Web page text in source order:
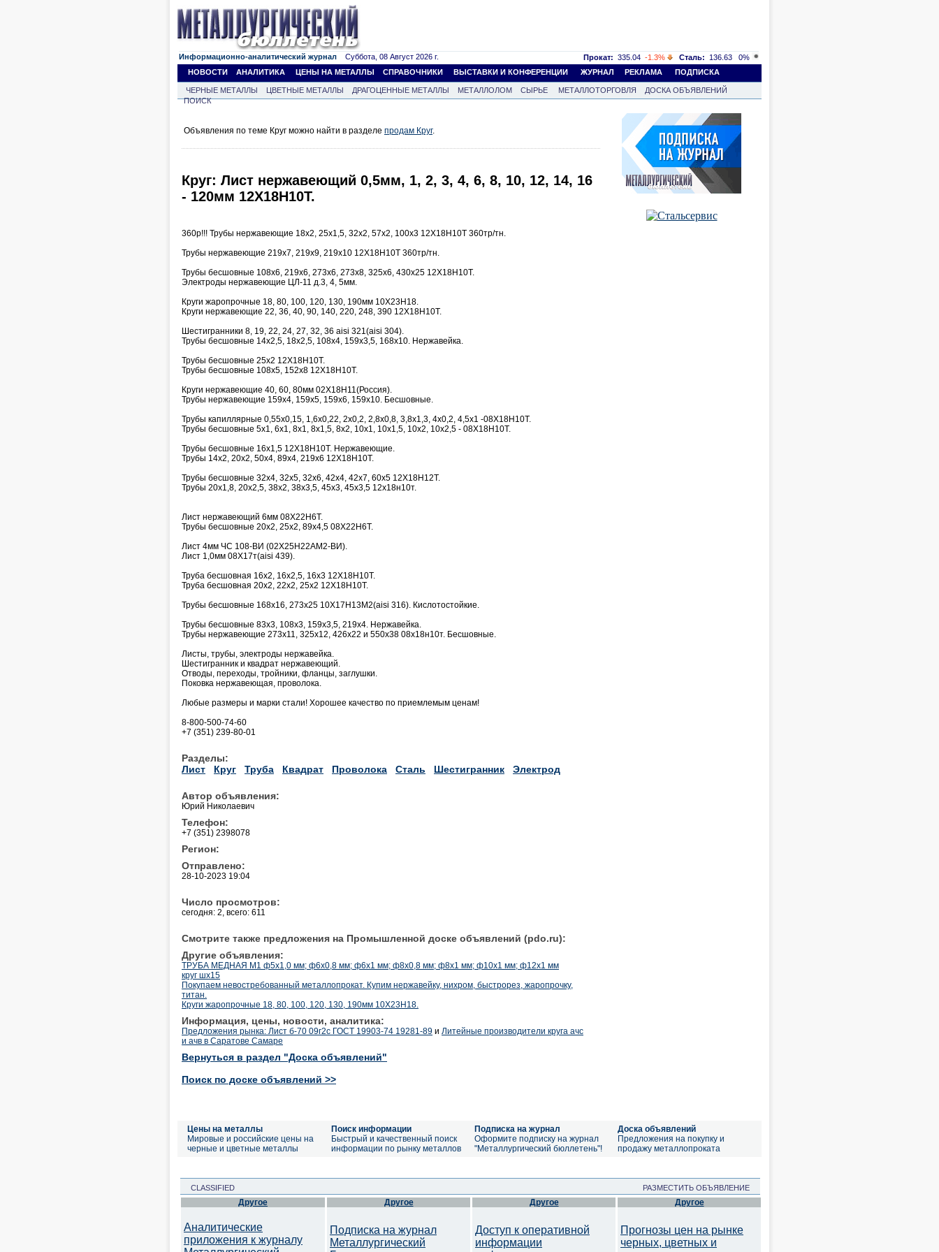
Информационно-аналитический журнал Суббота, 08 Август 2026 г. Прокат: 335.04 -1.3% Сталь: 136.63
0%
НОВОСТИ
АНАЛИТИКА ЦЕНЫ НА МЕТАЛЛЫ СПРАВОЧНИКИ ВЫСТАВКИ И КОНФЕРЕНЦИИ ЖУРНАЛ РЕКЛАМА ПОДПИСКА
ЧЕРНЫЕ МЕТАЛЛЫ ЦВЕТНЫЕ МЕТАЛЛЫ ДРАГОЦЕННЫЕ МЕТАЛЛЫ МЕТАЛЛОЛОМ СЫРЬЕ МЕТАЛЛОТОРГОВЛЯ
ДОСКА ОБЪЯВЛЕНИЙ
ПОИСК
Объявления по теме Круг можно найти в разделе продам Круг.
Круг: Лист нержавеющий 0,5мм, 1, 2, 3, 4, 6, 8, 10, 12, 14, 16
- 120мм 12Х18Н10Т.
360р!!! Трубы нержавеющие 18х2, 25х1,5, 32х2, 57х2, 100х3 12Х18Н10Т 360тр/тн.
Трубы нержавеющие 219х7, 219х9, 219х10 12Х18Н10Т 360тр/тн.
Трубы бесшовные 108х6, 219х6, 273х6, 273х8, 325х6, 430х25 12Х18Н10Т.
Электроды нержавеющие ЦЛ-11 д.3, 4, 5мм.
Круги жаропрочные 18, 80, 100, 120, 130, 190мм 10Х23Н18.
Круги нержавеющие 22, 36, 40, 90, 140, 220, 248, 390 12Х18Н10Т.
Шестигранники 8, 19, 22, 24, 27, 32, 36 aisi 321(aisi 304).
Трубы бесшовные 14х2,5, 18х2,5, 108х4, 159х3,5, 168х10. Нержавейка.
Трубы бесшовные 25х2 12Х18Н10Т.
Трубы бесшовные 108х5, 152х8 12Х18Н10Т.
Круги нержавеющие 40, 60, 80мм 02Х18Н11(Россия).
Трубы нержавеющие 159х4, 159х5, 159х6, 159х10. Бесшовные.
Трубы капиллярные 0,55х0,15, 1,6х0,22, 2х0,2, 2,8х0,8, 3,8х1,3, 4х0,2, 4,5х1 -08Х18Н10Т.
Трубы бесшовные 5х1, 6х1, 8х1, 8х1,5, 8х2, 10х1, 10х1,5, 10х2, 10х2,5 - 08Х18Н10Т.
Трубы бесшовные 16х1,5 12Х18Н10Т. Нержавеющие.
Трубы 14х2, 20х2, 50х4, 89х4, 219х6 12Х18Н10Т.
Трубы бесшовные 32х4, 32х5, 32х6, 42х4, 42х7, 60х5 12Х18Н12Т.
Трубы 20х1,8, 20х2,5, 38х2, 38х3,5, 45х3, 45х3,5 12х18н10т.
Лист нержавеющий 6мм 08Х22Н6Т.
Трубы бесшовные 20х2, 25х2, 89х4,5 08Х22Н6Т.
Лист 4мм ЧС 108-ВИ (02Х25Н22АМ2-ВИ).
Лист 1,0мм 08Х17т(aisi 439).
Труба бесшовная 16х2, 16х2,5, 16х3 12Х18Н10Т.
Труба бесшовная 20х2, 22х2, 25х2 12Х18Н10Т.
Трубы бесшовные 168х16, 273х25 10Х17Н13М2(aisi 316). Кислотостойкие.
Трубы бесшовные 83х3, 108х3, 159х3,5, 219х4. Нержавейка.
Трубы нержавеющие 273х11, 325х12, 426х22 и 550х38 08х18н10т. Бесшовные.
Листы, трубы, электроды нержавейка.
Шестигранник и квадрат нержавеющий.
Отводы, переходы, тройники, фланцы, заглушки.
Поковка нержавеющая, проволока.
Любые размеры и марки стали! Хорошее качество по приемлемым ценам!
8-800-500-74-60
+7 (351) 239-80-01
Разделы:
Лист
Круг Труба Квадрат Проволока Сталь Шестигранник Электрод
Автор объявления:
Юрий Николаевич
Телефон:
+7 (351) 2398078
Регион:
Отправлено:
28-10-2023 19:04
Число просмотров:
сегодня: 2, всего: 611
Смотрите также предложения на Промышленной доске объявлений (pdo.ru):
Другие объявления:
ТРУБА МЕДНАЯ М1 ф5х1,0 мм; ф6х0,8 мм; ф6х1 мм; ф8х0,8 мм; ф8х1 мм; ф10х1 мм; ф12х1 мм
круг шх15
Покупаем невостребованный металлопрокат. Купим нержавейку, нихром, быстрорез, жаропрочку,
титан.
Круги жаропрочные 18, 80, 100, 120, 130, 190мм 10Х23Н18.
Информация, цены, новости, аналитика:
Предложения рынка: Лист б-70 09г2с ГОСТ 19903-74 19281-89 и Литейные производители круга ачс
и ачв в Саратове Самаре
Вернуться в раздел "Доска объявлений"
Поиск по доске объявлений >>
Цены на металлы
Мировые и российские цены на
черные и цветные металлы
Поиск информации
Быстрый и качественный поиск
информации по рынку металлов
Подписка на журнал
Оформите подписку на журнал
"Металлургический бюллетень"!
Доска объявлений
Предложения на покупку и
продажу металлопроката
CLASSIFIED РАЗМЕСТИТЬ ОБЪЯВЛЕНИЕ
Другое
Аналитические
приложения к журналу
Другое
Подписка на журнал
Металлургический
Другое
Доступ к оперативной
информации
Другое
Прогнозы цен на рынке
черных, цветных и